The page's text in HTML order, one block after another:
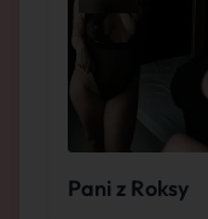
Pani z Roksy